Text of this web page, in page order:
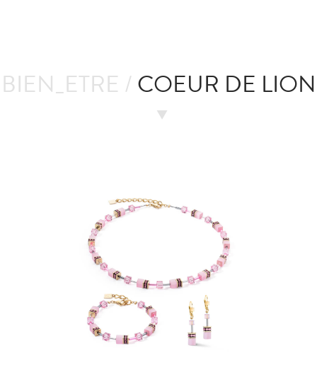
BIEN_ETRE / COEUR DE LION